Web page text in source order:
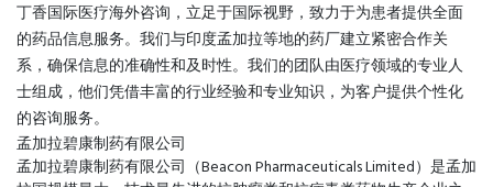
丁香国际医疗海外咨询，立足于国际视野，致力于为患者提供全面
的药品信息服务。我们与印度孟加拉等地的药厂建立紧密合作关
系，确保信息的准确性和及时性。我们的团队由医疗领域的专业人
士组成，他们凭借丰富的行业经验和专业知识，为客户提供个性化
的咨询服务。
孟加拉碧康制药有限公司
孟加拉碧康制药有限公司（Beacon Pharmaceuticals Limited）是孟加